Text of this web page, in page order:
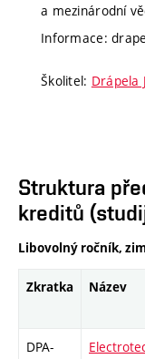
a mezinárodní
Informace:
Školitel: Drápela
Struktura
kreditů
Libovolný ročník,
Zkratka Název
DPA-